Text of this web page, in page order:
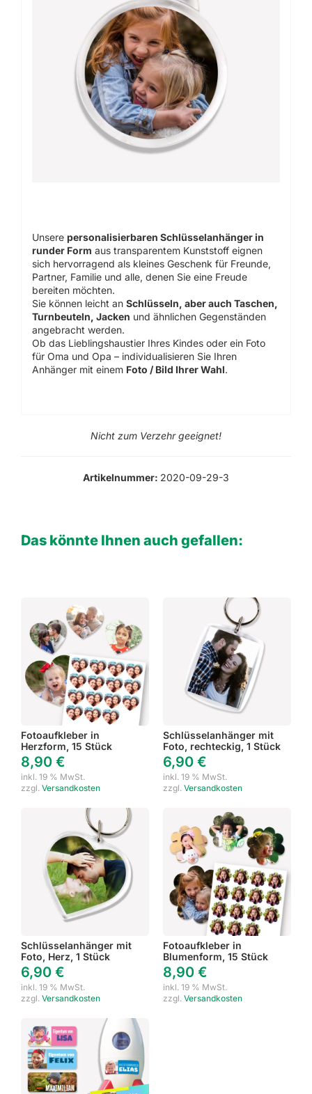
Unserepersonalisierbaren Schlüsselanhänger in
runder Form aus transparentem Kunststoff eignen
sich hervorragend als kleines Geschenk für Freunde,
Partner, Familie und alle, denen Sie eine Freude
bereiten möchten.
Sie können leicht anSchlüsseln, aber auch Taschen,
Turnbeuteln, Jacken und ähnlichen Gegenständen
angebracht werden.
Ob das Lieblingshaustier Ihres Kindes oder ein Foto
für Oma und Opa – individualisieren Sie Ihren
Anhänger mit einem Foto / Bild Ihrer Wahl.
Nicht zum Verzehr geeignet!
Artikelnummer: 2020-09-29-3
Das könnte Ihnen auch gefallen:
Fotoaufkleber in
Herzform, 15 Stück
8,90 €
inkl. 19 % MwSt.
zzgl. Versandkosten
Schlüsselanhänger mit
Foto, rechteckig, 1 Stück
6,90 €
inkl. 19 % MwSt.
zzgl. Versandkosten
Schlüsselanhänger mit
Foto, Herz, 1 Stück
6,90 €
inkl. 19 % MwSt.
zzgl. Versandkosten
Fotoaufkleber in
Blumenform, 15 Stück
8,90 €
inkl. 19 % MwSt.
zzgl. Versandkosten